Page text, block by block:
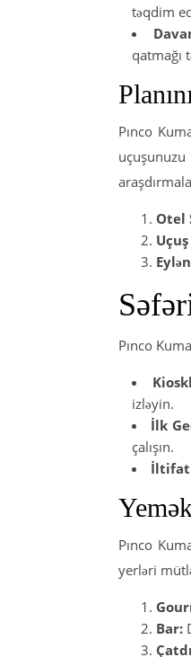
təqdim
qatmağı
Pınco
Otel
Pınco
izləyin.
İlk
çalışın.
İltifat
Pınco
yerləri
Bar: